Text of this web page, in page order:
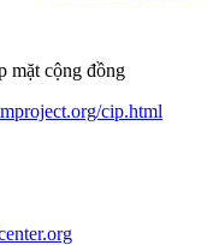
mặt cộng đồng
cip.html